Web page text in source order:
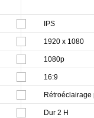
IPS
1920 x 1080
1080p
16:9
Rétroéclairage
Dur 2 H